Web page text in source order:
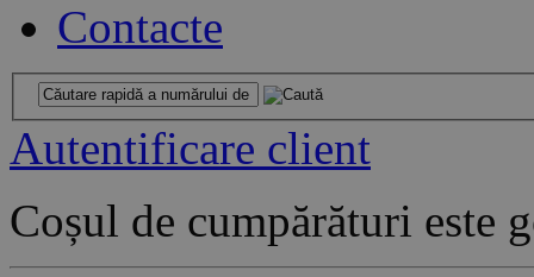
Contacte
Autentificare client
Coșul de cumpărături este